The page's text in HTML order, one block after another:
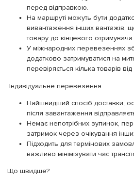
перед відправкою.
На маршруті можуть бути
вивантаження інших вантажів,
товару до кінцевого отримувача.
У міжнародних перевезеннях
додатково затримуватися на
перевіряється кілька товарів
Індивідуальне перевезення
Найшвидший спосіб доставки,
після завантаження
Немає непотрібних зупинок,
затримок через очікування
Підходить для термінових
важливо мінімізувати час
Що швидше?